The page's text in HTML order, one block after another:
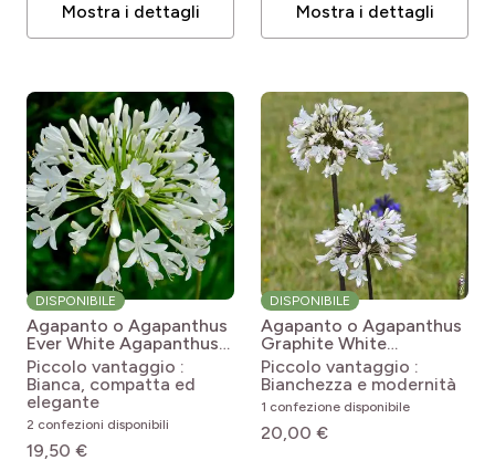
Mostra i dettagli Mostra i dettagli
DISPONIBILE
Agapanto o Agapanthus
Ever White Agapanthus
Ever White 'WP001'
Piccolo vantaggio :
Bianca, compatta ed
elegante
2 confezioni disponibili
19,50 €
DISPONIBILE
Agapanto o Agapanthus
Graphite White
Agapanthus Graphite®
White 'TURK3'
Piccolo vantaggio :
Bianchezza e modernità
1 confezione disponibile
20,00 €